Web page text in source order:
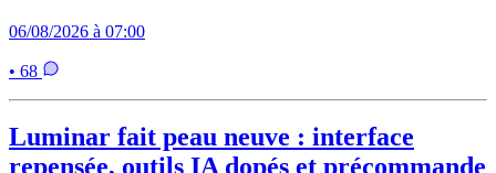
06/08/2026 à 07:00
• 68
Luminar fait peau neuve : interface
repensée, outils IA dopés et précommande